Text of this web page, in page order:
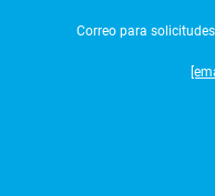
Correo para